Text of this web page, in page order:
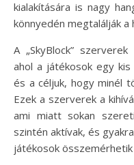
kialakítására is nagy
könnyedén megtalálják a
A „SkyBlock”
ahol a játékosok egy
és a céljuk, hogy minél
Ezek a szerverek a
ami miatt sokan
szintén aktívak, és
játékosok